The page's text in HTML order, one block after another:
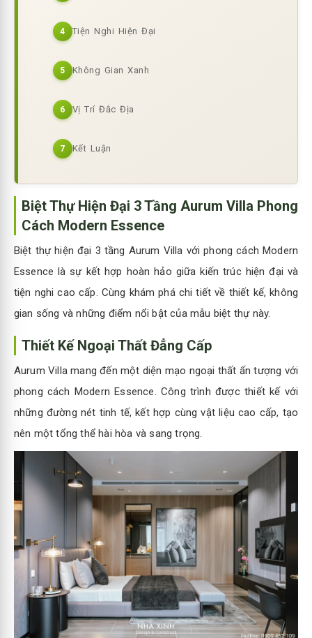
4 Tiện Nghi Hiện Đại
5 Không Gian Xanh
6 Vị Trí Đắc Địa
7 Kết Luận
Biệt Thự Hiện Đại 3 Tầng Aurum Villa Phong
Cách Modern Essence
Biệt thự hiện đại 3 tầng Aurum Villa với phong cách Modern
Essence là sự kết hợp hoàn hảo giữa kiến trúc hiện đại và
tiện nghi cao cấp. Cùng khám phá chi tiết về thiết kế, không
gian sống và những điểm nổi bật của mẫu biệt thự này.
Thiết Kế Ngoại Thất Đẳng Cấp
Aurum Villa mang đến một diện mạo ngoại thất ấn tượng với
phong cách Modern Essence. Công trình được thiết kế với
những đường nét tinh tế, kết hợp cùng vật liệu cao cấp, tạo
nên một tổng thể hài hòa và sang trọng.